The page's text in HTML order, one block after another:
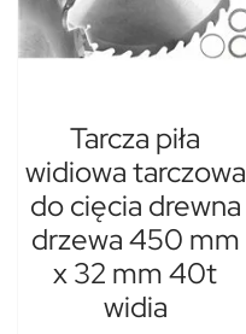
Tarcza piła
widiowa tarczowa
do cięcia drewna
drzewa 450 mm
x 32 mm 40t
widia